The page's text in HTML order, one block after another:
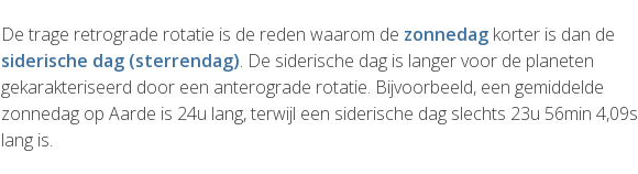
De trage retrograde rotatie is de reden waarom de zonnedag korter is dan de
siderische dag (sterrendag). De siderische dag is langer voor de planeten
gekarakteriseerd door een anterograde rotatie. Bijvoorbeeld, een gemiddelde
zonnedag op Aarde is 24u lang, terwijl een siderische dag slechts 23u 56min 4,09s
lang is.